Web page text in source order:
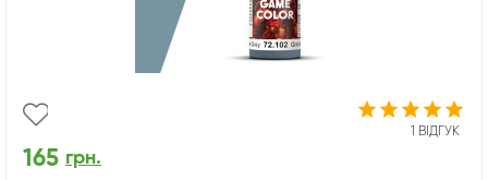
1 ВІДГУК
165 грн.